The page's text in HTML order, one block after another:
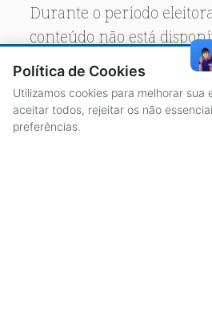
Durante o período
conteúdo não está
acesso público.
Política de Cookies
Utilizamos cookies para melhorar sua
aceitar todos, rejeitar os não
preferências.